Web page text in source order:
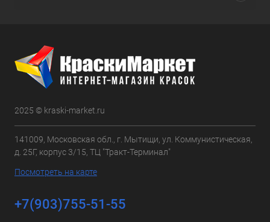
2025 © kraski-market.ru
141009, Московская обл., г. Мытищи, ул. Коммунистическая,
д. 25Г, корпус 3/15, ТЦ "Тракт-Терминал"
Посмотреть на карте
+7(903)755-51-55